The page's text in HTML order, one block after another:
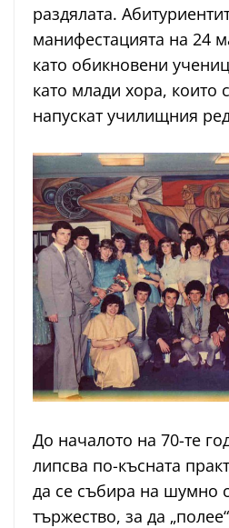
раздялата.
манифестацията на 24
като обикновени
като млади хора, които
напускат училищния
До началото на 70-те
липсва по-късната
да се събира на шумно
тържество, за да